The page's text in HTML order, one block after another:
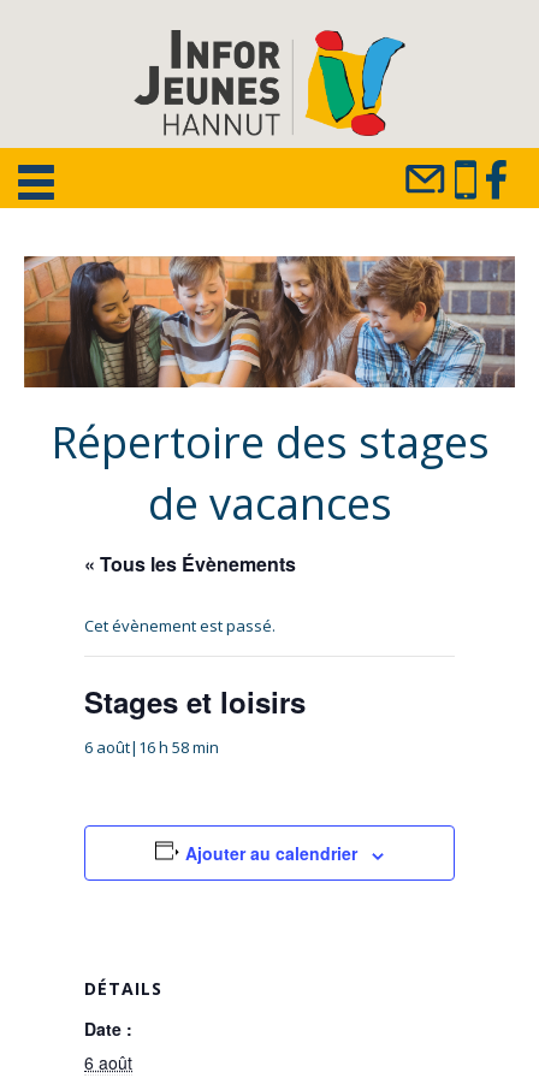
Répertoire des stages
de vacances
« Tous les Évènements
Cet évènement est passé.
Stages et loisirs
6 août|16 h 58 min
Ajouter au calendrier
DÉTAILS
Date :
6 août